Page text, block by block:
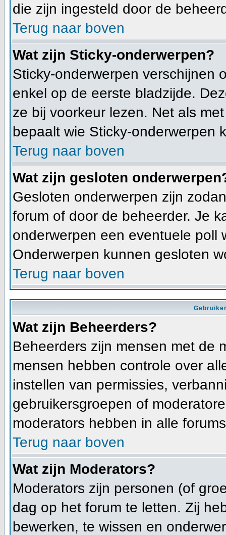
die zijn ingesteld door de
Terug naar boven
Wat zijn Sticky-onderwerpen?
Sticky-onderwerpen verschijnen
enkel op de eerste bladzijde.
ze bij voorkeur lezen. Net als
bepaalt wie Sticky-onderwerpen
Terug naar boven
Wat zijn gesloten
Gesloten onderwerpen zijn
forum of door de beheerder. Je
onderwerpen een eventuele poll
Onderwerpen kunnen gesloten
Terug naar boven
Wat zijn Beheerders?
Beheerders zijn mensen met de
mensen hebben controle over
instellen van permissies,
gebruikersgroepen of
moderators hebben in alle
Terug naar boven
Wat zijn Moderators?
Moderators zijn personen (of
dag op het forum te letten. Zij
bewerken, te wissen en